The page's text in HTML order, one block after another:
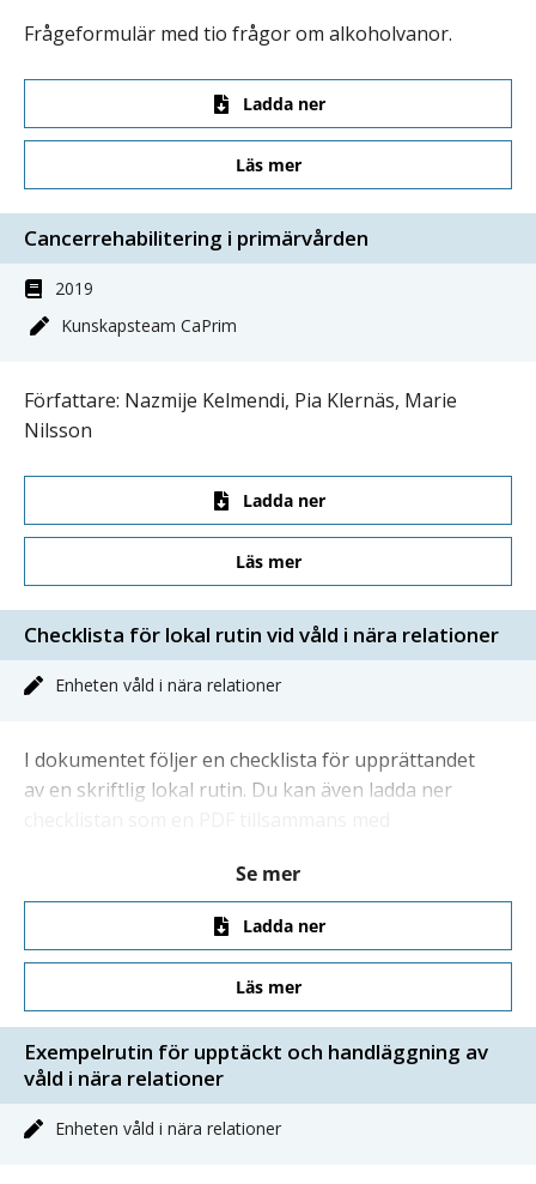
Frågeformulär med tio frågor om alkoholvanor.
Ladda ner
Läs mer
Cancerrehabilitering i primärvården
2019
Kunskapsteam CaPrim
Författare: Nazmije Kelmendi, Pia Klernäs, Marie
Nilsson
Ladda ner
Läs mer
Checklista för lokal rutin vid våld i nära relationer
Enheten våld i nära relationer
I dokumentet följer en checklista för upprättandet
av en skriftlig lokal rutin. Du kan även ladda ner
Se mer
Ladda ner
Läs mer
Exempelrutin för upptäckt och handläggning av
våld i nära relationer
Enheten våld i nära relationer